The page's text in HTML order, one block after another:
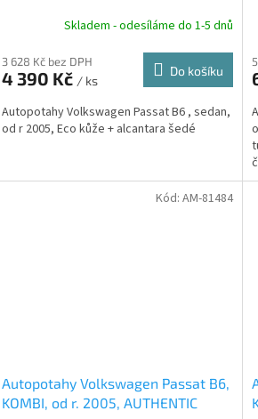
R
M
A
Skladem - odesíláme do 1-5 dnů
3 628 Kč bez DPH
4 390 Kč / ks
Do košíku
Autopotahy Volkswagen Passat B6 , sedan,
od r 2005, Eco kůže + alcantara šedé
Autopotahy Volkswagen Passat B6,
KOMBI, od r. 2005, AUTHENTIC
Kód: AM-81484